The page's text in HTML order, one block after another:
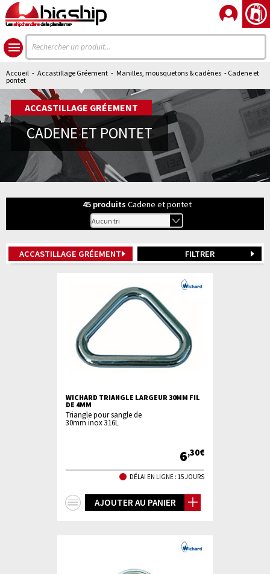
Lesshipchandlersde la planète mer
Accueil - Accastillage Gréement - Manilles, mousquetons & cadènes - Cadene et
pontet
ACCASTILLAGE GRÉEMENT
CADENE ET PONTET
45produits Cadene et pontet
ACCASTILLAGE GRÉEMENT FILTRER
WICHARD TRIANGLE LARGEUR 30MM FIL
DE 4MM
Triangle pour sangle de
30mm inox 316L
6,30€
DÉLAI EN LIGNE : 15 JOURS
AJOUTER AU PANIER